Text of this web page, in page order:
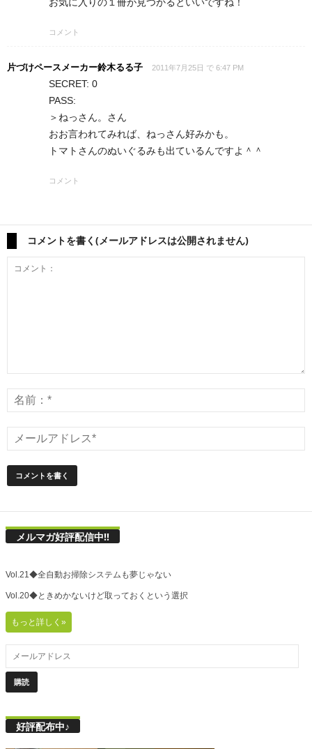
お気に入りの１冊が見つかるといいですね！
コメント
片づけペースメーカー鈴木るる子 2011年7月25日 で 6:47 PM
SECRET: 0
PASS:
＞ねっさん。さん
おお言われてみれば、ねっさん好みかも。
トマトさんのぬいぐるみも出ているんですよ＾＾
コメント
コメントを書く(メールアドレスは公開されません)
メルマガ好評配信中!!
Vol.21◆全自動お掃除システムも夢じゃない
Vol.20◆ときめかないけど取っておくという選択
もっと詳しく»
好評配布中♪